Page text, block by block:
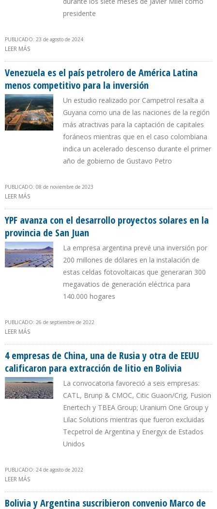
presidente
PUBLICADO: 23 de agosto de 2024
LEER MÁS
Venezuela es el país petrolero de América Latina
menos competitivo para la inversión
Un estudio realizado por Campetrol resalta a
Guyana como una de las naciones de la región
más atractivas para la captación de capitales
foráneos mientras que en el caso colombiana
indica un acelerado descenso durante el primer
año de gobierno de Gustavo Petro
PUBLICADO: 08 de noviembre de 2023
LEER MÁS
YPF avanza con el desarrollo proyectos solares en la
provincia de San Juan
La empresa argentina prevé una inversión por
200 millones de dólares en la instalación de
estas celdas fotovoltaicas que generaran 300
megavatios de generación eléctrica para
140.000 hogares
PUBLICADO: 26 de septiembre de 2022
LEER MÁS
4 empresas de China, una de Rusia y otra de EEUU
calificaron para extracción de litio en Bolivia
La convocatoria favoreció a seis empresas:
CATL, Brunp & CMOC, Citic Guaon/Crig, Fusion
Enertech y TBEA Group; Uranium One Group y
Lilac Solutions mientras que fueron excluidas
Tecpetrol de Argentina y Energyx de Estados
Unidos
PUBLICADO: 24 de agosto de 2022
LEER MÁS
Bolivia y Argentina suscribieron convenio Marco de